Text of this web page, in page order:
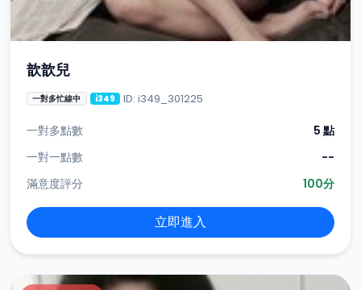
歆歆兒
一對多忙線中 i349 ID: i349_301225
一對多點數
5 點
一對一點數
--
滿意度評分
100分
立即進入